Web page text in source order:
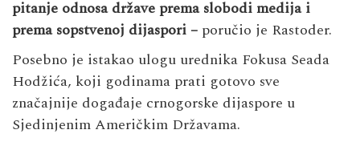
pitanje odnosa države prema slobodi medija i
prema sopstvenoj dijaspori – poručio je Rastoder.
Posebno je istakao ulogu urednika Fokusa Seada
Hodžića, koji godinama prati gotovo sve
značajnije događaje crnogorske dijaspore u
Sjedinjenim Američkim Državama.